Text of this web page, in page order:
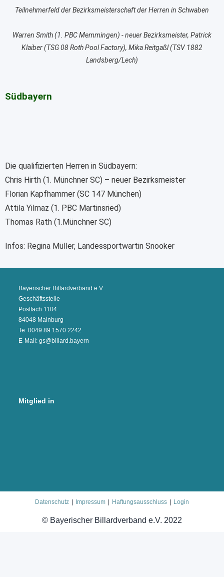
Teilnehmerfeld der Bezirksmeisterschaft der Herren in Schwaben
Warren Smith (1. PBC Memmingen) - neuer Bezirksmeister, Patrick
Klaiber (TSG 08 Roth Pool Factory), Mika Reitgaßl (TSV 1882
Landsberg/Lech)
Südbayern
Die qualifizierten Herren in Südbayern:
Chris Hirth (1. Münchner SC) – neuer Bezirksmeister
Florian Kapfhammer (SC 147 München)
Attila Yilmaz (1. PBC Martinsried)
Thomas Rath (1.Münchner SC)
Infos: Regina Müller, Landessportwartin Snooker
Bayerischer Billardverband e.V.
Geschäftsstelle
Postfach 1104
84048 Mainburg
Te. 0049 89 1570 2242
E-Mail: gs@billard.bayern
Mitglied in
Datenschutz Impressum Haftungsausschluss Login
© Bayerischer Billardverband e.V. 2022